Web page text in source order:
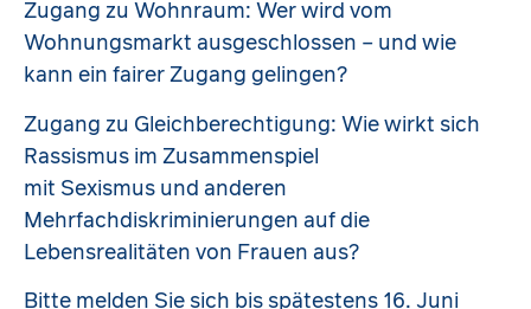
Zugang zu Wohnraum: Wer wird vom
Wohnungsmarkt ausgeschlossen – und wie
kann ein fairer Zugang gelingen?
Zugang zu Gleichberechtigung: Wie wirkt sich
Rassismus im Zusammenspiel
mit Sexismus und anderen
Mehrfachdiskriminierungen auf die
Lebensrealitäten von Frauen aus?
Bitte melden Sie sich bis spätestens 16. Juni